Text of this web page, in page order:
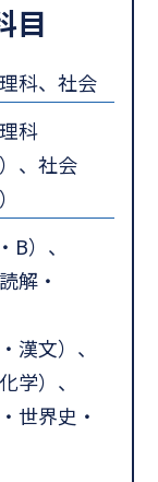
目
科、社会
科
、社会
）、
解・
漢文）、
学）、
世界史・